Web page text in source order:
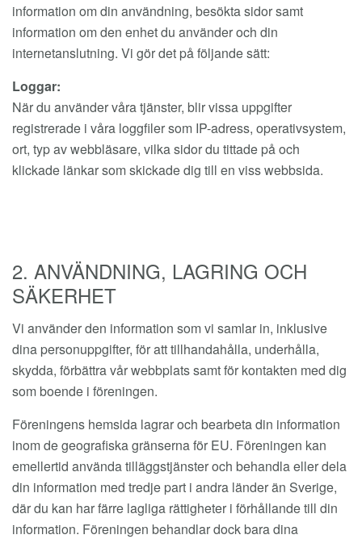
information om din användning, besökta sidor samt
information om den enhet du använder och din
internetanslutning. Vi gör det på följande sätt:
Loggar:
När du använder våra tjänster, blir vissa uppgifter
registrerade i våra loggfiler som IP-adress, operativsystem,
ort, typ av webbläsare, vilka sidor du tittade på och
klickade länkar som skickade dig till en viss webbsida.
2. ANVÄNDNING, LAGRING OCH
SÄKERHET
Vi använder den information som vi samlar in, inklusive
dina personuppgifter, för att tillhandahålla, underhålla,
skydda, förbättra vår webbplats samt för kontakten med dig
som boende i föreningen.
Föreningens hemsida lagrar och bearbeta din information
inom de geografiska gränserna för EU. Föreningen kan
emellertid använda tilläggstjänster och behandla eller dela
din information med tredje part i andra länder än Sverige,
där du kan har färre lagliga rättigheter i förhållande till din
information. Föreningen behandlar dock bara dina